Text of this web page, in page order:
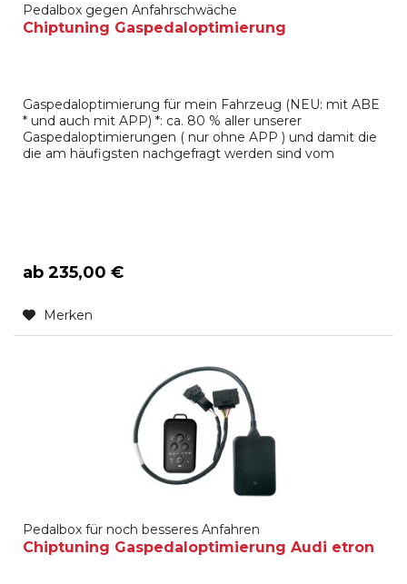
Pedalbox gegen Anfahrschwäche
Chiptuning Gaspedaloptimierung
Gaspedaloptimierung für mein Fahrzeug (NEU: mit ABE
* und auch mit APP) *: ca. 80 % aller unserer
Gaspedaloptimierungen ( nur ohne APP ) und damit die
die am häufigsten nachgefragt werden sind vom
ab 235,00 €
Merken
Pedalbox für noch besseres Anfahren
Chiptuning Gaspedaloptimierung Audi etron